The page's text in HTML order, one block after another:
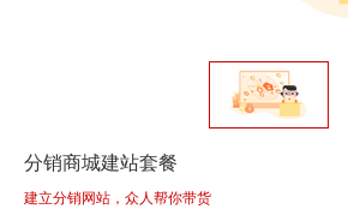
分销商城建站套餐
建立分销网站，众人帮你带货